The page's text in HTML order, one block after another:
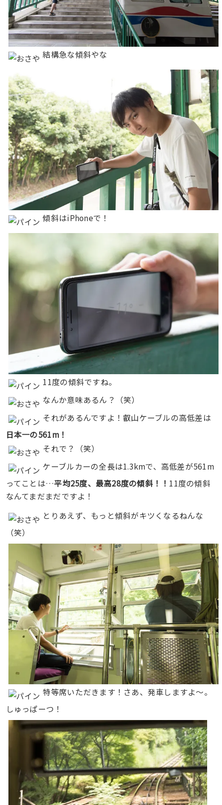
結構急な傾斜やな
傾斜はiPhoneで！
11度の傾斜ですね。
なんか意味あるん？（笑）
それがあるんですよ！叡山ケーブルの高低差は
日本一の561m！
それで？（笑）
ケーブルカーの全長は1.3kmで、高低差が561m
ってことは…平均25度、最高28度の傾斜！ ！ 11度の傾斜
なんてまだまだですよ！
とりあえず、もっと傾斜がキツくなるねんな
（笑）
特等席いただきます！さあ、発車しますよ〜。
しゅっぱーつ！